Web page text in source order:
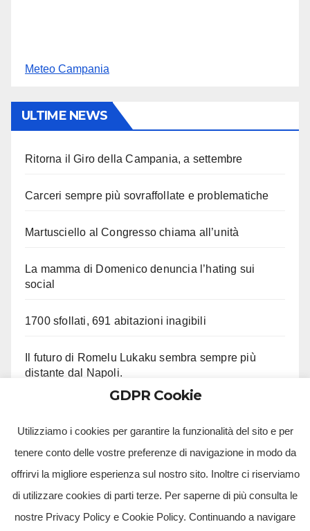
Meteo Campania
ULTIME NEWS
Ritorna il Giro della Campania, a settembre
Carceri sempre più sovraffollate e problematiche
Martusciello al Congresso chiama all’unità
La mamma di Domenico denuncia l’hating sui
social
1700 sfollati, 691 abitazioni inagibili
Il futuro di Romelu Lukaku sembra sempre più
distante dal Napoli.
GDPR Cookie
Utilizziamo i cookies per garantire la funzionalità del sito e per
tenere conto delle vostre preferenze di navigazione in modo da
offrirvi la migliore esperienza sul nostro sito. Inoltre ci riserviamo
di utilizzare cookies di parti terze. Per saperne di più consulta le
nostre Privacy Policy e Cookie Policy. Continuando a navigare